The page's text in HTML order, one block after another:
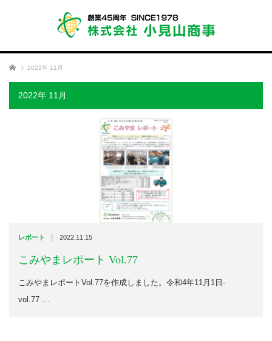
ホーム 2022年 11月
2022年 11月
レポート | 2022.11.15
こみやまレポート Vol.77
こみやまレポートVol.77を作成しました。令和4年11月1日-
vol.77 …